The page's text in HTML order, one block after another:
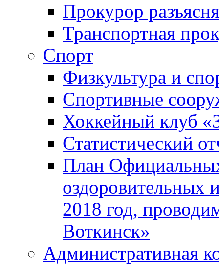
Прокурор
Транспортная
Спорт
Физкультура и
Спортивные
Хоккейный клуб
Статистический
План
оздоровительных
2018 год,
Воткинск»
Административная